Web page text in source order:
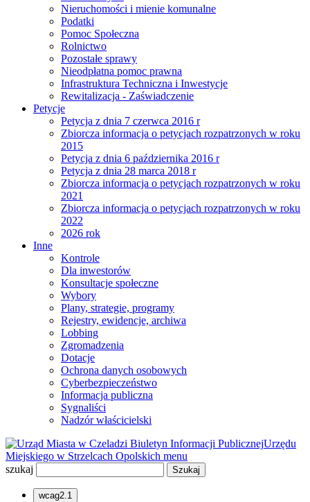
Nieruchomości i mienie komunalne
Podatki
Pomoc Społeczna
Rolnictwo
Pozostałe sprawy
Nieodpłatna pomoc prawna
Infrastruktura Techniczna i Inwestycje
Rewitalizacja - Zaświadczenie
Petycje
Petycja z dnia 7 czerwca 2016 r
Zbiorcza informacja o petycjach rozpatrzonych w roku
2015
Petycja z dnia 6 października 2016 r
Petycja z dnia 28 marca 2018 r
Zbiorcza informacja o petycjach rozpatrzonych w roku
2021
Zbiorcza informacja o petycjach rozpatrzonych w roku
2022
2026 rok
Inne
Kontrole
Dla inwestorów
Konsultacje społeczne
Wybory
Plany, strategie, programy
Rejestry, ewidencje, archiwa
Lobbing
Zgromadzenia
Dotacje
Ochrona danych osobowych
Cyberbezpieczeństwo
Informacja publiczna
Sygnaliści
Nadzór właścicielski
Biuletyn Informacji PublicznejUrzędu
Miejskiego w Strzelcach Opolskich menu
szukaj
wcag2.1